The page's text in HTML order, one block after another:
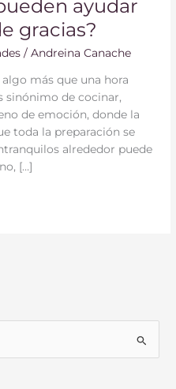
ayudar
gracias?
/Andreina Canache
más que una hora
sinónimo de cocinar,
de emoción, donde la
toda la preparación se
alrededor puede
[…]